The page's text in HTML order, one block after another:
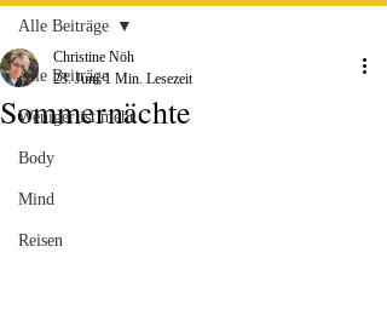
Alle Beiträge
Weniger ist mehr
Body
Mind
Reisen
Alle Beiträge
Sommernächte
Christine Nöh
23. Juni 1 Min. Lesezeit